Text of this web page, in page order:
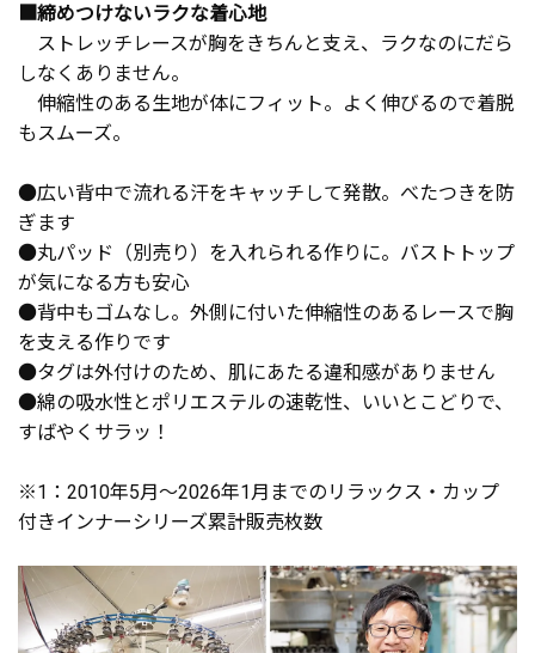
■締めつけないラクな着心地
ストレッチレースが胸をきちんと支え、ラクなのにだら
しなくありません。
伸縮性のある生地が体にフィット。よく伸びるので着脱
もスムーズ。
●広い背中で流れる汗をキャッチして発散。べたつきを防
ぎます
●丸パッド（別売り）を入れられる作りに。バストトップ
が気になる方も安心
●背中もゴムなし。外側に付いた伸縮性のあるレースで胸
を支える作りです
●タグは外付けのため、肌にあたる違和感がありません
●綿の吸水性とポリエステルの速乾性、いいとこどりで、
すばやくサラッ！
※1：2010年5月～2026年1月までのリラックス・カップ
付きインナーシリーズ累計販売枚数